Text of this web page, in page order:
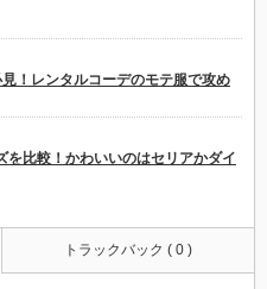
！レンタルコーデのモテ服で攻め
を比較！かわいいのはセリアかダイ
トラックバック ( 0 )